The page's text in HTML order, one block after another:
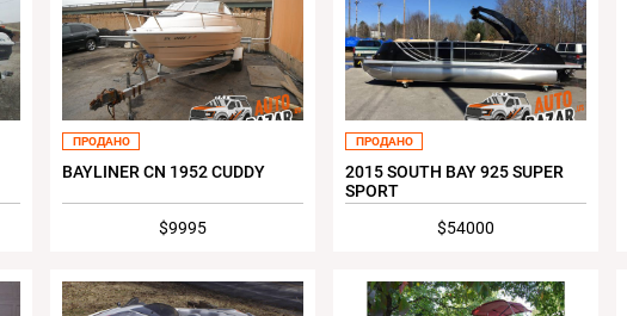
ПРОДАНО
BAYLINER CN 1952 CUDDY
$9995
ПРОДАНО
2015 SOUTH BAY 925 SUPER
SPORT
$54000